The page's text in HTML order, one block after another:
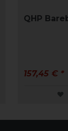
QHP
157,45 € *